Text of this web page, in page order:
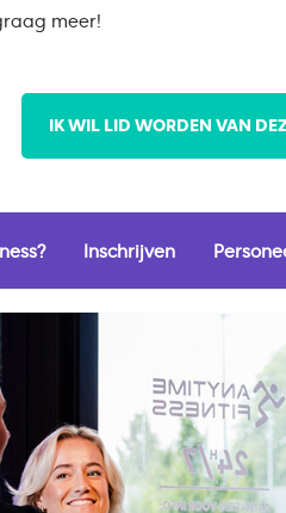
meer!
IK WIL LID WORDEN VAN
Inschrijven